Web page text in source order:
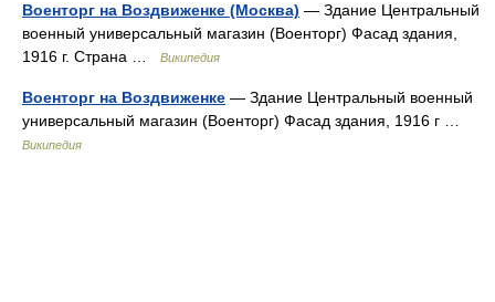
Военторг на Воздвиженке (Москва) — Здание Центральный
военный универсальный магазин (Военторг) Фасад здания,
1916 г. Страна …
Википедия
Военторг на Воздвиженке — Здание Центральный военный
универсальный магазин (Военторг) Фасад здания, 1916 г …
Википедия